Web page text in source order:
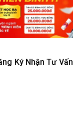
Ký Nhận Tư Vấn